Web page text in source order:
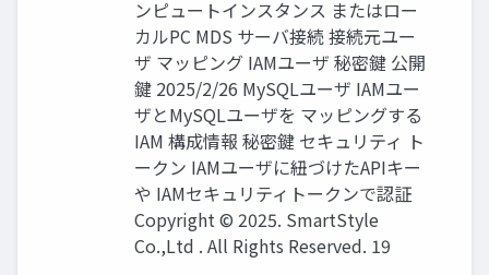
ンピュートインスタンス またはロー
カルPC MDS サーバ接続 接続元ユー
ザ マッピング IAMユーザ 秘密鍵 公開
鍵 2025/2/26 MySQLユーザ IAMユー
ザとMySQLユーザを マッピングする
IAM 構成情報 秘密鍵 セキュリティ ト
ークン IAMユーザに紐づけたAPIキー
や IAMセキュリティトークンで認証
Copyright © 2025. SmartStyle
Co.,Ltd . All Rights Reserved. 19